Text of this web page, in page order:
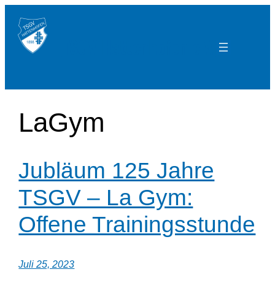
Zum
Inhalt
springen
LaGym
Jubläum 125 Jahre
TSGV – La Gym:
Offene Trainingsstunde
Juli 25, 2023